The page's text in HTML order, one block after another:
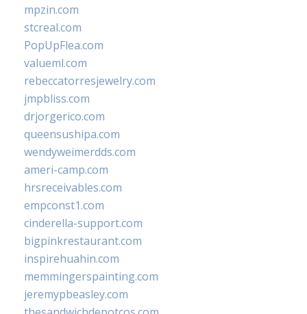
mpzin.com
stcreal.com
PopUpFlea.com
valueml.com
rebeccatorresjewelry.com
jmpbliss.com
drjorgerico.com
queensushipa.com
wendyweimerdds.com
ameri-camp.com
hrsreceivables.com
empconst1.com
cinderella-support.com
bigpinkrestaurant.com
inspirehuahin.com
memmingerspainting.com
jeremypbeasley.com